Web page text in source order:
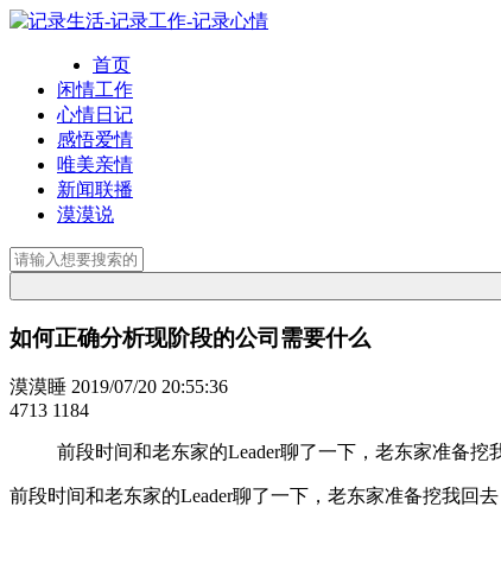
首页
闲情工作
心情日记
感悟爱情
唯美亲情
新闻联播
漠漠说
如何正确分析现阶段的公司需要什么
漠漠睡 2019/07/20 20:55:36
4713 1184
前段时间和老东家的Leader聊了一下，老东家准备
前段时间和老东家的Leader聊了一下，老东家准备挖我回